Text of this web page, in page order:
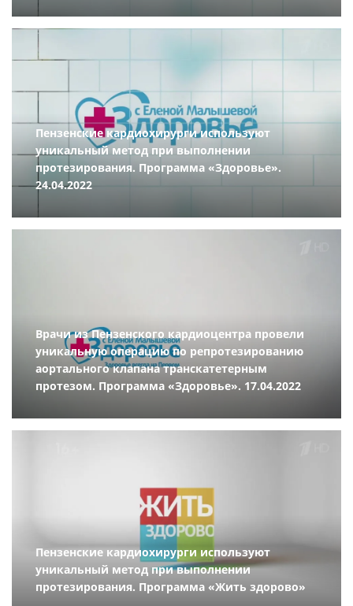
Пензенские кардиохирурги используют
уникальный метод при выполнении
протезирования. Программа «Здоровье».
24.04.2022
Врачи из Пензенского кардиоцентра провели
уникальную операцию по репротезированию
аортального клапана транскатетерным
протезом. Программа «Здоровье». 17.04.2022
Пензенские кардиохирурги используют
уникальный метод при выполнении
протезирования. Программа «Жить здорово»